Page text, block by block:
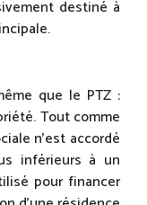
destiné à
que le PTZ :
Tout comme
n’est accordé
inférieurs à un
pour financer